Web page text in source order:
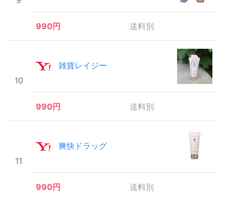
990円 送料別
10
雑貨レイジー
990円 送料別
11
爽快ドラッグ
990円 送料別